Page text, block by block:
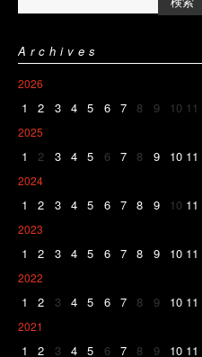
Archives
2026
1 2 3 4 5 6 7 8 9 10 11
2025
1 2 3 4 5 6 7 8 9 10 11
2024
1 2 3 4 5 6 7 8 9 10 11
2023
1 2 3 4 5 6 7 8 9 10 11
2022
1 2 3 4 5 6 7 8 9 10 11
2021
1 2 3 4 5 6 7 8 9 10 11